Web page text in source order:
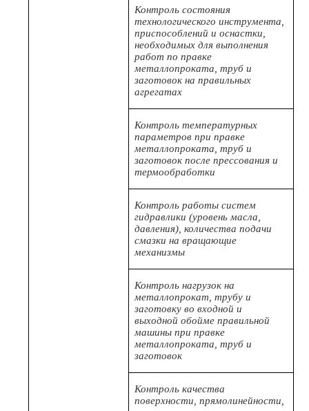
Контроль состояния
технологического инструмента,
приспособлений и оснастки,
необходимых для выполнения
работ по правке
металлопроката, труб и
заготовок на правильных
агрегатах
Контроль температурных
параметров при правке
металлопроката, труб и
заготовок после прессования и
термообработки
Контроль работы систем
гидравлики (уровень масла,
давления), количества подачи
смазки на вращающие
механизмы
Контроль нагрузок на
металлопрокат, трубу и
заготовку во входной и
выходной обойме правильной
машины при правке
металлопроката, труб и
заготовок
Контроль качества
поверхности, прямолинейности,